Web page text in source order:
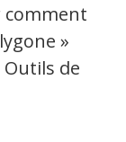
comment
»
de